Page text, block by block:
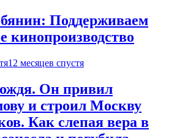
Поддерживаем
кинопроизводство
12 месяцев спустя
Он привил
и строил Москву
Как слепая вера в